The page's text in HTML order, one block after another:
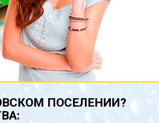
ПОСЕЛЕНИИ?